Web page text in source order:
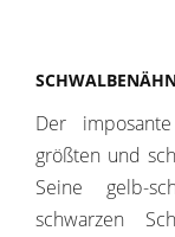
Der
größten und
Seine gelb-
schwarzen